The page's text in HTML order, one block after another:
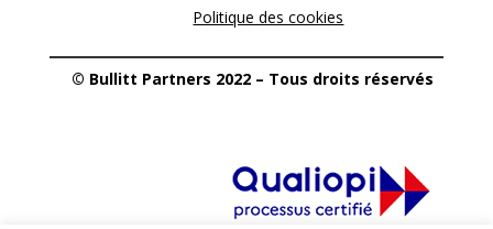
Politique des cookies
© Bullitt Partners 2022 – Tous droits réservés